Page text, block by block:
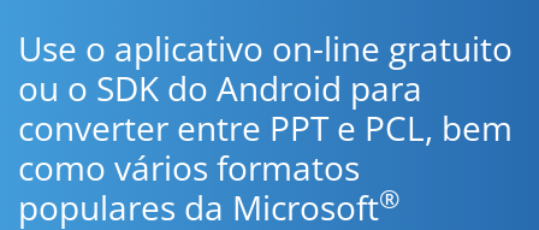
Use o aplicativo on-line gratuito
ou o SDK do Android para
converter entre PPT e PCL, bem
como vários formatos
populares da Microsoft®